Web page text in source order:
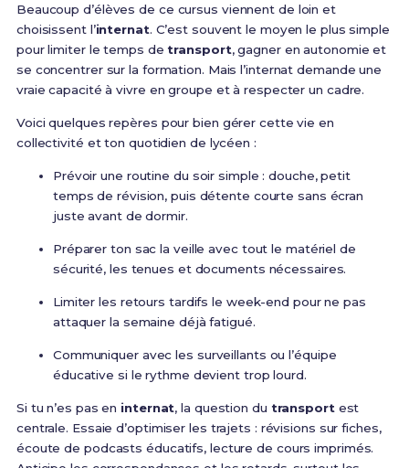
Beaucoup d’élèves de ce cursus viennent de loin et
choisissent l’internat. C’est souvent le moyen le plus simple
pour limiter le temps detransport, gagner en autonomie et
se concentrer sur la formation. Mais l’internat demande une
vraie capacité à vivre en groupe et à respecter un cadre.
Voici quelques repères pour bien gérer cette vie en
collectivité et ton quotidien de lycéen :
Prévoir une routine du soir simple : douche, petit
temps de révision, puis détente courte sans écran
juste avant de dormir.
Préparer ton sac la veille avec tout le matériel de
sécurité, les tenues et documents nécessaires.
Limiter les retours tardifs le week-end pour ne pas
attaquer la semaine déjà fatigué.
Communiquer avec les surveillants ou l’équipe
éducative si le rythme devient trop lourd.
Si tu n’es pas en internat, la question du transportest
centrale. Essaie d’optimiser les trajets : révisions sur fiches,
écoute de podcasts éducatifs, lecture de cours imprimés.